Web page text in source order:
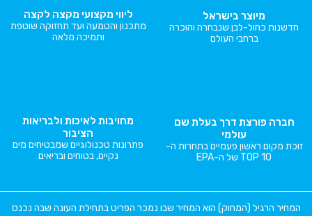
מיוצר בישראל
חדשנות כחול-לבן שנבחרה והוכרה
ברחבי העולם
ליווי מקצועי מקצה לקצה
מתכנון והטמעה ועד תחזוקה שוטפת
ותמיכה מלאה
חברה פורצת דרך בעלת שם
עולמי
זוכת מקום ראשון פעמיים בתחרות ה-
TOP 10 של ה-EPA
מחויבות לאיכות ולבריאות
הציבור
פתרונות טכנולוגיים שמבטיחים מים
נקיים, בטוחים ובריאים
המחיר הרגיל (המחוק) הוא המחיר שבו נמכר הפריט בתחילת העונה שבה נכנס